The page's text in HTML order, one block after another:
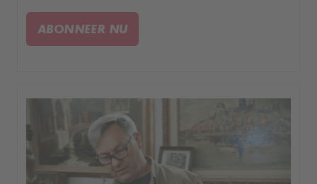
ABONNEER NU